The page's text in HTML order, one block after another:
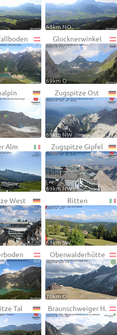
68km NO
Glocknerwinkel
69km O
Zugspitze Ost
69km NW
Alm Zugspitze Gipfel
69km NW
West Ritten
69km SW
Oberwalderhütte
70km O
Tal Braunschweiger H.